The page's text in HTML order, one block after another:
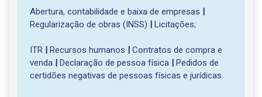
Abertura, contabilidade e baixa de empresas |
Regularização de obras (INSS) | Licitações;
ITR | Recursos humanos | Contratos de compra e
venda | Declaração de pessoa física | Pedidos de
certidões negativas de pessoas físicas e jurídicas.